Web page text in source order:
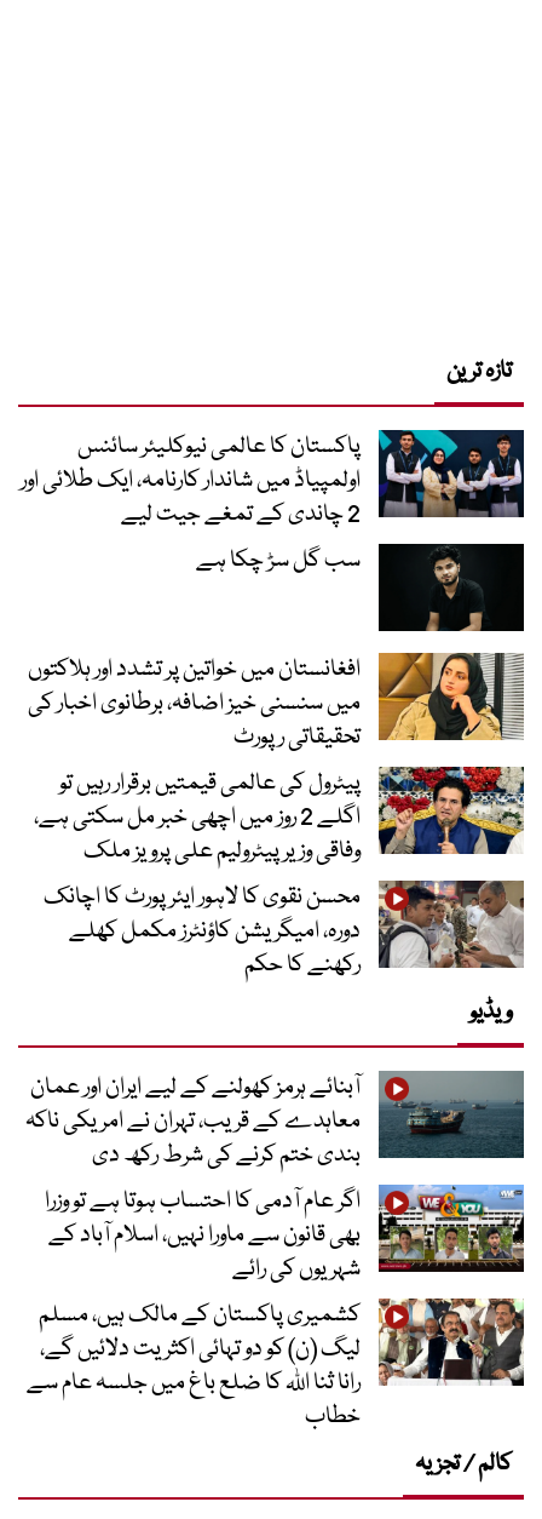
تازہ ترین
پاکستان کا عالمی نیوکلیئر سائنس
اولمپیاڈ میں شاندار کارنامہ، ایک طلائی اور
2 چاندی کے تمغے جیت لیے
سب گل سڑ چکا ہے
افغانستان میں خواتین پر تشدد اور ہلاکتوں
میں سنسنی خیز اضافہ، برطانوی اخبار کی
تحقیقاتی رپورٹ
پیٹرول کی عالمی قیمتیں برقرار رہیں تو
اگلے 2 روز میں اچھی خبر مل سکتی ہے،
وفاقی وزیر پیٹرولیم علی پرویز ملک
محسن نقوی کا لاہور ایئرپورٹ کا اچانک
دورہ، امیگریشن کاؤنٹرز مکمل کھلے
رکھنے کا حکم
ویڈیو
آبنائے ہرمز کھولنے کے لیے ایران اور عمان
معاہدے کے قریب، تہران نے امریکی ناکہ
بندی ختم کرنے کی شرط رکھ دی
اگر عام آدمی کا احتساب ہوتا ہے تو وزرا
بھی قانون سے ماورا نہیں، اسلام آباد کے
شہریوں کی رائے
کشمیری پاکستان کے مالک ہیں، مسلم
لیگ (ن) کو دو تہائی اکثریت دلائیں گے،
رانا ثنا اللہ کا ضلع باغ میں جلسہ عام سے
خطاب
کالم / تجزیہ